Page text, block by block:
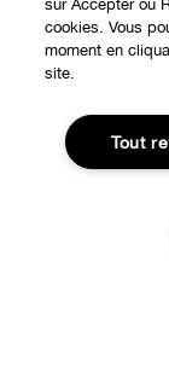
sur Accepter ou
cookies. Vous
moment en
site.
Tout